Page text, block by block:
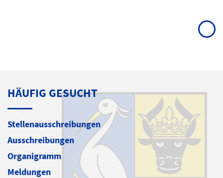
HÄUFIG GESUCHT
Stellenausschreibungen
Ausschreibungen
Organigramm
Meldungen